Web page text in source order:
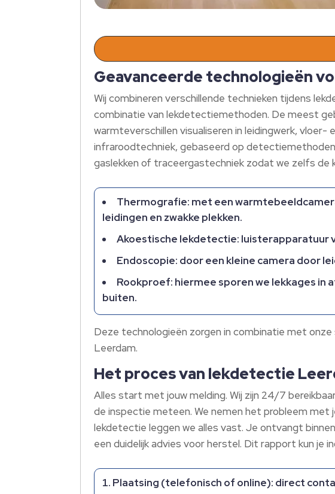
Geavanceerde technologieën
Wij combineren verschillende technieken tijdens
combinatie van lekdetectiemethoden.​ De meest
warmteverschillen visualiseren in leidingwerk,
infraroodtechniek, gebaseerd op
gaslekken of traceergastechniek zodat we zelfs de
Thermografie: met een
leidingen en zwakke plekken.​
Akoestische lekdetectie: luisterapparatuur
Endoscopie: door een kleine camera door
Rookproef: hiermee sporen we lekkages in
buiten.​
Deze technologieën zorgen in combinatie met
Leerdam.​
Het proces van lekdetectie
Alles start met jouw melding.​ Wij zijn 24/7
de inspectie meteen.​ We nemen het probleem
lekdetectie leggen we alles vast.​ Je ontvangt
een duidelijk advies voor herstel.​ Dit rapport kun je
Plaatsing (telefonisch of online): direct